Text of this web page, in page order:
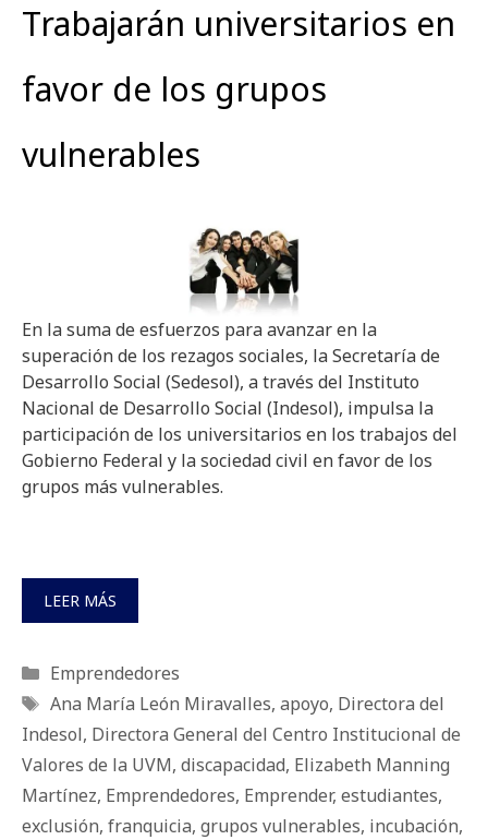
Trabajarán universitarios en
favor de los grupos
vulnerables
En la suma de esfuerzos para avanzar en la
superación de los rezagos sociales, la Secretaría de
Desarrollo Social (Sedesol), a través del Instituto
Nacional de Desarrollo Social (Indesol), impulsa la
participación de los universitarios en los trabajos del
Gobierno Federal y la sociedad civil en favor de los
grupos más vulnerables.
LEER MÁS
Categorías
Emprendedores
Etiquetas
Ana María León Miravalles, apoyo, Directora del
Indesol, Directora General del Centro Institucional de
Valores de la UVM, discapacidad, Elizabeth Manning
Martínez, Emprendedores, Emprender, estudiantes,
exclusión, franquicia, grupos vulnerables, incubación,